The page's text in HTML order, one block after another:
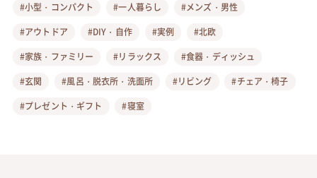
#小型・コンパクト
#一人暮らし
#メンズ・男性
#アウトドア
#DIY・自作 #実例
#北欧
#家族・ファミリー
#リラックス
#食器・ディッシュ
#玄関
#風呂・脱衣所・洗面所 #リビング
#チェア・椅子
#プレゼント・ギフト
#寝室